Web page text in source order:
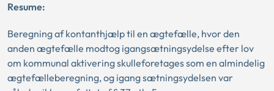
Resume:
Beregning af kontanthjælp til en ægtefælle, hvor den
anden ægtefælle modtog igangsætningsydelse efter lov
om kommunal aktivering skulleforetages som en almindelig
ægtefælleberegning, og igang sætningsydelsen var